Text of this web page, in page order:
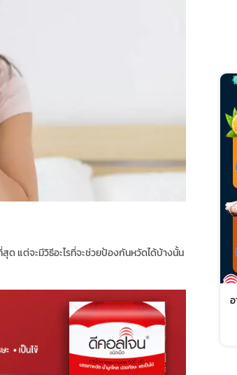
ด แต่จะมีวิธีอะไรที่จะช่วยป้องกันหวัดได้บ้างนั้น